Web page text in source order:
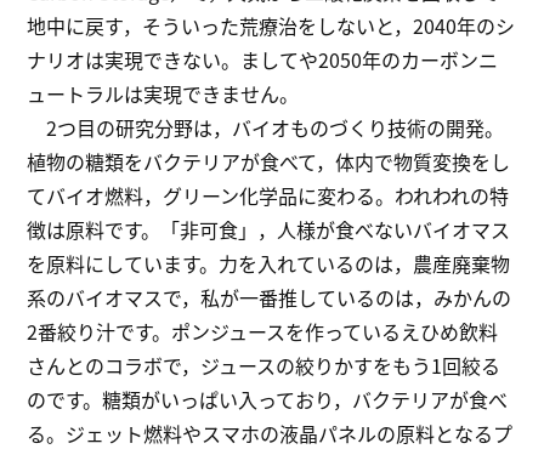
地中に戻す，そういった荒療治をしないと，2040年のシ
ナリオは実現できない。ましてや2050年のカーボンニ
ュートラルは実現できません。
2つ目の研究分野は，バイオものづくり技術の開発。
植物の糖類をバクテリアが食べて，体内で物質変換をし
てバイオ燃料，グリーン化学品に変わる。われわれの特
徴は原料です。「非可食」，人様が食べないバイオマス
を原料にしています。力を入れているのは，農産廃棄物
系のバイオマスで，私が一番推しているのは，みかんの
2番絞り汁です。ポンジュースを作っているえひめ飲料
さんとのコラボで，ジュースの絞りかすをもう1回絞る
のです。糖類がいっぱい入っており，バクテリアが食べ
る。ジェット燃料やスマホの液晶パネルの原料となるプ